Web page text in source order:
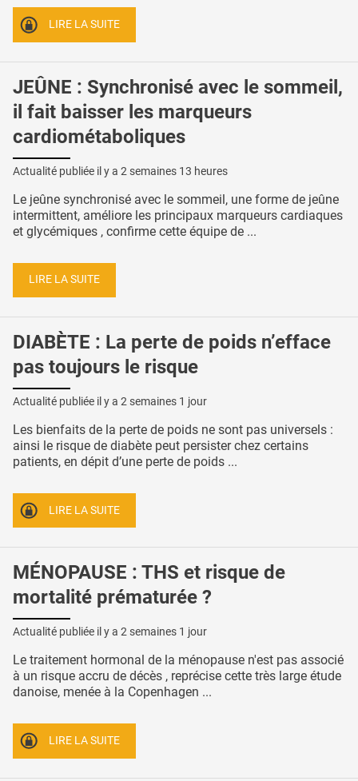
LIRE LA SUITE
JEÛNE : Synchronisé avec le sommeil,
il fait baisser les marqueurs
cardiométaboliques
Actualité publiée il y a 2 semaines 13 heures
Le jeûne synchronisé avec le sommeil, une forme de jeûne
intermittent, améliore les principaux marqueurs cardiaques
et glycémiques , confirme cette équipe de ...
LIRE LA SUITE
DIABÈTE : La perte de poids n’efface
pas toujours le risque
Actualité publiée il y a 2 semaines 1 jour
Les bienfaits de la perte de poids ne sont pas universels :
ainsi le risque de diabète peut persister chez certains
patients, en dépit d’une perte de poids ...
LIRE LA SUITE
MÉNOPAUSE : THS et risque de
mortalité prématurée ?
Actualité publiée il y a 2 semaines 1 jour
Le traitement hormonal de la ménopause n'est pas associé
à un risque accru de décès , reprécise cette très large étude
danoise, menée à la Copenhagen ...
LIRE LA SUITE